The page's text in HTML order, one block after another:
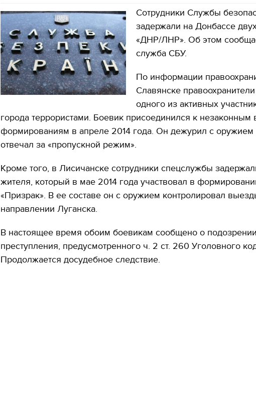
Сотрудники Службы
задержали на Донбассе
«ДНР/ЛНР». Об этом
служба СБУ.
По информации
Славянске
одного из активных
города террористами. Боевик присоединился к
формированиям в апреле 2014 года. Он дежурил с оружием
отвечал за «пропускной режим».
Кроме того, в Лисичанске сотрудники спецслужбы
жителя, который в мае 2014 года участвовал в
«Призрак». В ее составе он с оружием контролировал
направлении Луганска.
В настоящее время обоим боевикам сообщено о
преступления, предусмотренного ч. 2 ст. 260 Уголовного
Продолжается досудебное следствие.